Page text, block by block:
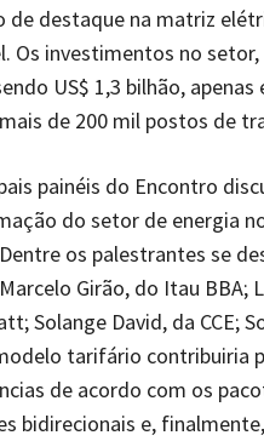
de destaque na matriz
Os investimentos no
US$ 1,3 bilhão,
de 200 mil postos de
painéis do Encontro
do setor de energia
os palestrantes se
Girão, do Itau BBA;
Solange David, da CCE;
tarifário contribuiria
de acordo com os
bidirecionais e,